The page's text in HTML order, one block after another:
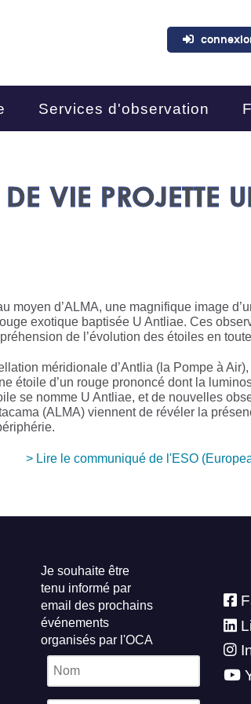
Services d'observation
VIE PROJETTE
moyen d’ALMA, une magnifique image
exotique baptisée U Antliae. Ces
de l’évolution des étoiles en
méridionale d’Antlia (la Pompe à Air),
étoile d’un rouge prononcé dont la
se nomme U Antliae, et de nouvelles
(ALMA) viennent de révéler la
> Lire le communiqué de l'ESO
Je souhaite être
tenu informé par
email des prochains
événements
organisés par l'OCA